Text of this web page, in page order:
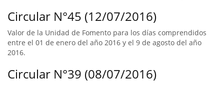
Circular N°45 (12/07/2016)
Valor de la Unidad de Fomento para los días comprendidos
entre el 01 de enero del año 2016 y el 9 de agosto del año
2016.
Circular N°39 (08/07/2016)